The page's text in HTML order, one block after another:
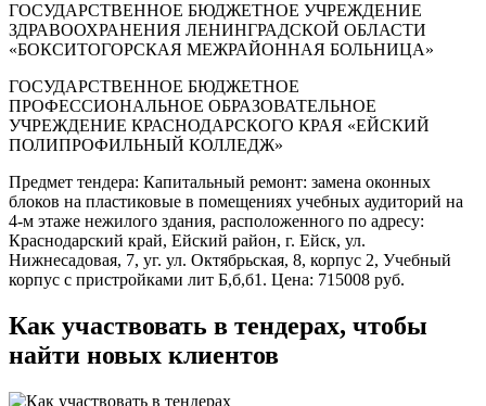
ГОСУДАРСТВЕННОЕ БЮДЖЕТНОЕ УЧРЕЖДЕНИЕ
ЗДРАВООХРАНЕНИЯ ЛЕНИНГРАДСКОЙ ОБЛАСТИ
«БОКСИТОГОРСКАЯ МЕЖРАЙОННАЯ БОЛЬНИЦА»
ГОСУДАРСТВЕННОЕ БЮДЖЕТНОЕ
ПРОФЕССИОНАЛЬНОЕ ОБРАЗОВАТЕЛЬНОЕ
УЧРЕЖДЕНИЕ КРАСНОДАРСКОГО КРАЯ «ЕЙСКИЙ
ПОЛИПРОФИЛЬНЫЙ КОЛЛЕДЖ»
Предмет тендера: Капитальный ремонт: замена оконных
блоков на пластиковые в помещениях учебных аудиторий на
4-м этаже нежилого здания, расположенного по адресу:
Краснодарский край, Ейский район, г. Ейск, ул.
Нижнесадовая, 7, уг. ул. Октябрьская, 8, корпус 2, Учебный
корпус с пристройками лит Б,б,б1. Цена: 715008 руб.
Как участвовать в тендерах, чтобы
найти новых клиентов